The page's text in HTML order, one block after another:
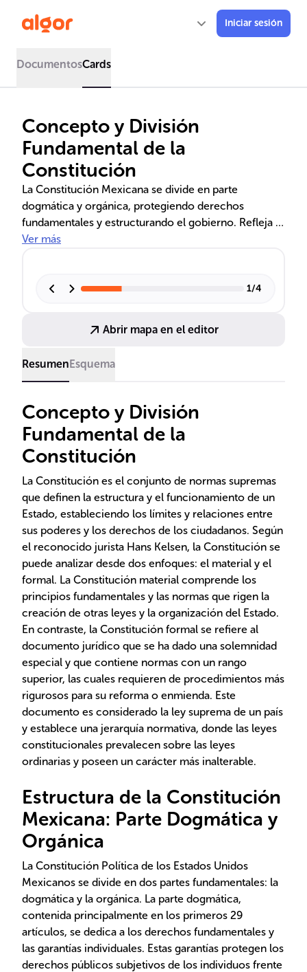
Iniciar sesión
DocumentosCards
Concepto y División
Fundamental de la
Constitución
La Constitución Mexicana se divide en parte
dogmática y orgánica, protegiendo derechos
fundamentales y estructurando el gobierno. Refleja la
historia y los valores sociales, estableciendo un
Ver más
1/4
Abrir mapa en el editor
ResumenEsquema
Concepto y División
Fundamental de la
Constitución
La Constitución es el conjunto de normas supremas
que definen la estructura y el funcionamiento de un
Estado, estableciendo los límites y relaciones entre
sus poderes y los derechos de los ciudadanos. Según
el reconocido jurista Hans Kelsen, la Constitución se
puede analizar desde dos enfoques: el material y el
formal. La Constitución material comprende los
principios fundamentales y las normas que rigen la
creación de otras leyes y la organización del Estado.
En contraste, la Constitución formal se refiere al
documento jurídico que se ha dado una solemnidad
especial y que contiene normas con un rango
superior, las cuales requieren de procedimientos más
rigurosos para su reforma o enmienda. Este
documento es considerado la ley suprema de un país
y establece una jerarquía normativa, donde las leyes
constitucionales prevalecen sobre las leyes
ordinarias y poseen un carácter más inalterable.
Estructura de la Constitución
Mexicana: Parte Dogmática y
Orgánica
La Constitución Política de los Estados Unidos
Mexicanos se divide en dos partes fundamentales: la
dogmática y la orgánica. La parte dogmática,
contenida principalmente en los primeros 29
artículos, se dedica a los derechos fundamentales y
las garantías individuales. Estas garantías protegen los
derechos públicos subjetivos de los individuos frente